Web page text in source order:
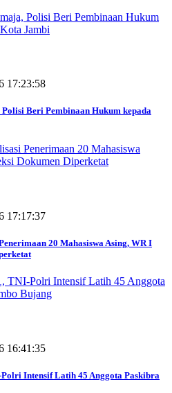
17:23:58
Beri Pembinaan Hukum kepada
17:17:37
20 Mahasiswa Asing, WR I
16:41:35
Intensif Latih 45 Anggota Paskibra